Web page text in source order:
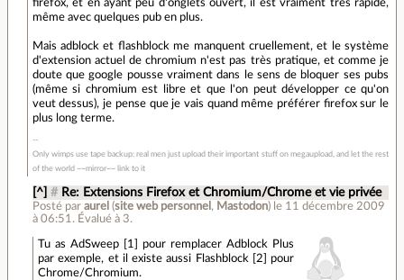
firefox, et en ayant peu d'onglets ouvert, il est vraiment très rapide,
même avec quelques pub en plus.
Mais adblock et flashblock me manquent cruellement, et le système
d'extension actuel de chromium n'est pas très pratique, et comme je
doute que google pousse vraiment dans le sens de bloquer ses pubs
(même si chromium est libre et que l'on peut développer ce qu'on
veut dessus), je pense que je vais quand même préférer firefox sur le
plus long terme.
Only wimps use tape backup: real men just upload their important stuff on megaupload, and let the rest
of the world ~~mirror~~ link to it
[^] # Re: Extensions Firefox et Chromium/Chrome et vie privée
Posté paraurel (site web personnel , Mastodon) le 11 décembre 2009
à 06:51 . Évalué à 3.
Tu as AdSweep [1] pour remplacer Adblock Plus
par exemple, et il existe aussi Flashblock [2] pour
Chrome/Chromium.